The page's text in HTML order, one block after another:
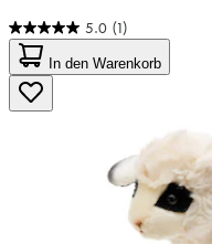
5.0 (1)
5.0
von
5
Sternen.
1
In den Warenkorb